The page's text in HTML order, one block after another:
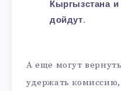
Кыргызстана и
дойдут.
А еще могут
удержать